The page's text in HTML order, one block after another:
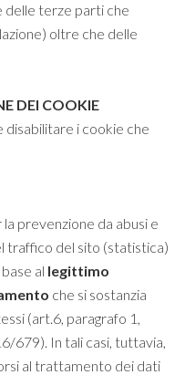
delle terze parti che
oltre che delle
DEI COOKIE
disabilitare i cookie che
prevenzione da abusi e
traffico del sito (statistica)
al legittimo
che si sostanzia
(art.6, paragrafo 1,
679). In tali casi, tuttavia,
al trattamento dei dati